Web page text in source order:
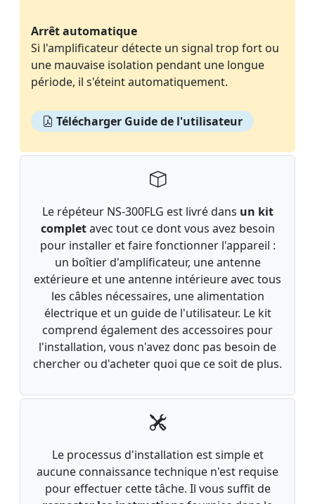
Arrêt automatique
Si l'amplificateur détecte un signal trop fort ou
une mauvaise isolation pendant une longue
période, il s'éteint automatiquement.
Télécharger Guide de l'utilisateur
Le répéteur NS-300FLG est livré dans un kit
completavec tout ce dont vous avez besoin
pour installer et faire fonctionner l'appareil :
un boîtier d'amplificateur, une antenne
extérieure et une antenne intérieure avec tous
les câbles nécessaires, une alimentation
électrique et un guide de l'utilisateur. Le kit
comprend également des accessoires pour
l'installation, vous n'avez donc pas besoin de
chercher ou d'acheter quoi que ce soit de plus.
Le processus d'installation est simple et
aucune connaissance technique n'est requise
pour effectuer cette tâche. Il vous suffit de